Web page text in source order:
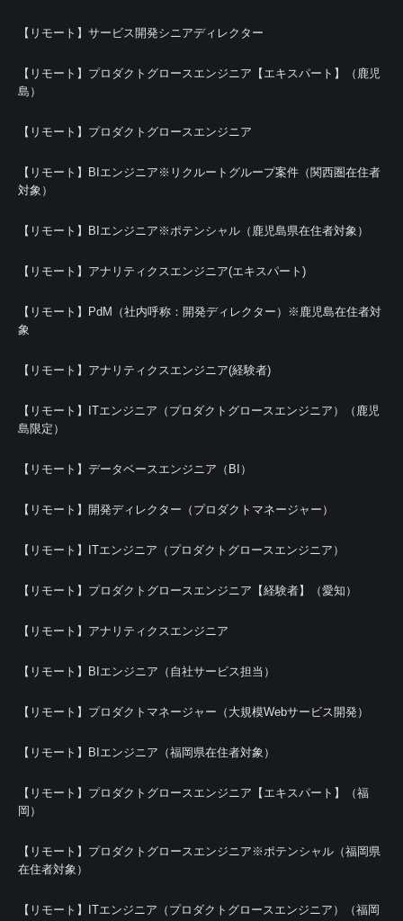
【リモート】サービス開発シニアディレクター
【リモート】プロダクトグロースエンジニア【エキスパート】（鹿児
島）
【リモート】プロダクトグロースエンジニア
【リモート】BIエンジニア※リクルートグループ案件（関西圏在住者
対象）
【リモート】BIエンジニア※ポテンシャル（鹿児島県在住者対象）
【リモート】アナリティクスエンジニア(エキスパート)
【リモート】PdM（社内呼称：開発ディレクター）※鹿児島在住者対
象
【リモート】アナリティクスエンジニア(経験者)
【リモート】ITエンジニア（プロダクトグロースエンジニア）（鹿児
島限定）
【リモート】データベースエンジニア（BI）
【リモート】開発ディレクター（プロダクトマネージャー）
【リモート】ITエンジニア（プロダクトグロースエンジニア）
【リモート】プロダクトグロースエンジニア【経験者】（愛知）
【リモート】アナリティクスエンジニア
【リモート】BIエンジニア（自社サービス担当）
【リモート】プロダクトマネージャー（大規模Webサービス開発）
【リモート】BIエンジニア（福岡県在住者対象）
【リモート】プロダクトグロースエンジニア【エキスパート】（福
岡）
【リモート】プロダクトグロースエンジニア※ポテンシャル（福岡県
在住者対象）
【リモート】ITエンジニア（プロダクトグロースエンジニア）（福岡